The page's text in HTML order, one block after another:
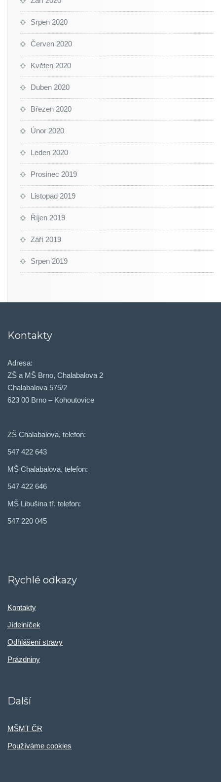
Srpen 2020
Červen 2020
Květen 2020
Duben 2020
Březen 2020
Únor 2020
Leden 2020
Prosinec 2019
Listopad 2019
Říjen 2019
Září 2019
Srpen 2019
Kontakty
Adresa:
ZŠ a MŠ Brno, Chalabalova 2
Chalabalova 575/2
623 00 Brno – Kohoutovice
ZŠ Chalabalova, telefon:
547 422 643
MŠ Chalabalova, telefon:
547 422 646
MŠ Libušina tř. telefon:
547 220 045
Rychlé odkazy
Kontakty
Jídelníček
Odhlášení stravy
Prázdniny
Další
MŠMT ČR
Používáme cookies